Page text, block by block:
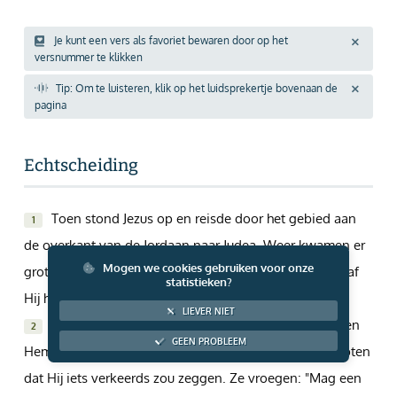
Je kunt een vers als favoriet bewaren door op het
versnummer te klikken
Tip: Om te luisteren, klik op het luidsprekertje bovenaan de
pagina
Echtscheiding
1
Toen stond Jezus op en reisde door het gebied aan
de overkant van de Jordaan naar Judea. Weer kwamen er
grote groepen mensen naar Hem toe. En zoals altijd gaf
Hij hun les.
2
Er kwamen ook Farizeeërs naar Hem toe. Ze wilden
Hem met een strikvraag in de val laten lopen. Ze hoopten
dat Hij iets verkeerds zou zeggen. Ze vroegen: "Mag een
Mogen we cookies gebruiken voor onze
statistieken?
LIEVER NIET
GEEN PROBLEEM